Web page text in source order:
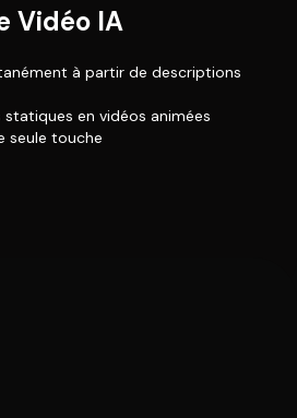
Vidéo IA
à partir de descriptions
en vidéos animées
seule touche